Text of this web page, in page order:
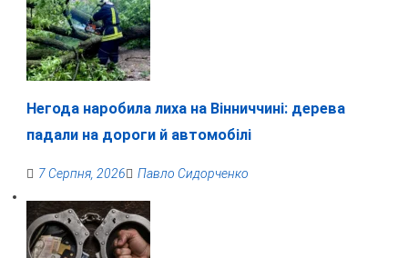
Негода наробила лиха на Вінниччині: дерева
падали на дороги й автомобілі
7 Серпня, 2026 Павло Сидорченко